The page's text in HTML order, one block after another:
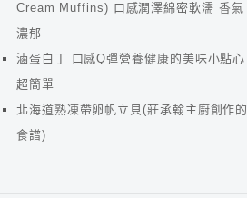
Cream Muffins) 口感潤澤綿密軟濡 香氣
濃郁
滷蛋白丁 口感Q彈營養健康的美味小點心
超簡單
北海道熟凍帶卵帆立貝(莊承翰主廚創作的
食譜)